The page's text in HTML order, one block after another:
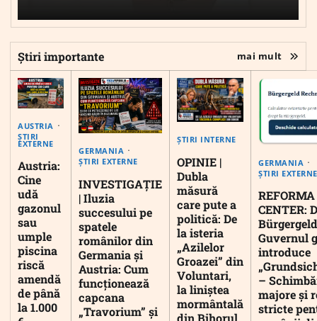
Știri importante mai mult
AUSTRIA
ȘTIRI
EXTERNE
Austria:
Cine
udă
gazonul
sau
umple
piscina
riscă
amendă
de până
la 1.000
GERMANIA
ȘTIRI EXTERNE
INVESTIGAȚIE
| Iluzia
succesului pe
spatele
românilor din
Germania și
Austria: Cum
funcționează
capcana
„Travorium” și
ȘTIRI INTERNE
OPINIE |
Dubla
măsură
care pute a
politică: De
la isteria
„Azilelor
Groazei” din
Voluntari,
la liniștea
mormântală
din Bihorul
GERMANIA
ȘTIRI EXTERNE
CENTER:
Guvernul
introduce
–
majore și
stricte